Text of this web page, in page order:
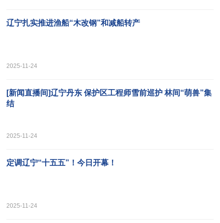
辽宁扎实推进渔船“木改钢”和减船转产
2025-11-24
[新闻直播间]辽宁丹东 保护区工程师雪前巡护 林间“萌兽”集
结
2025-11-24
定调辽宁“十五五”！今日开幕！
2025-11-24